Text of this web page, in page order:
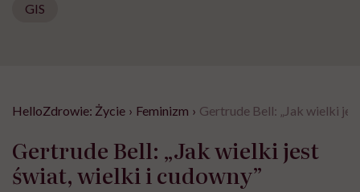
GIS
HelloZdrowie: Życie › Feminizm › Gertrude Bell: „Jak wielki
Gertrude Bell: „Jak wielki jest
świat, wielki i cudowny”